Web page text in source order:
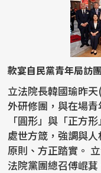
款宴自民黨青年局訪
立法院長韓國瑜昨
外研修團，與在場
「圓形」與「正方
處世方箴，強調與
原則、方正踏實。 立法院長韓國瑜昨天中午在國民黨立
法院黨團總召傅崐